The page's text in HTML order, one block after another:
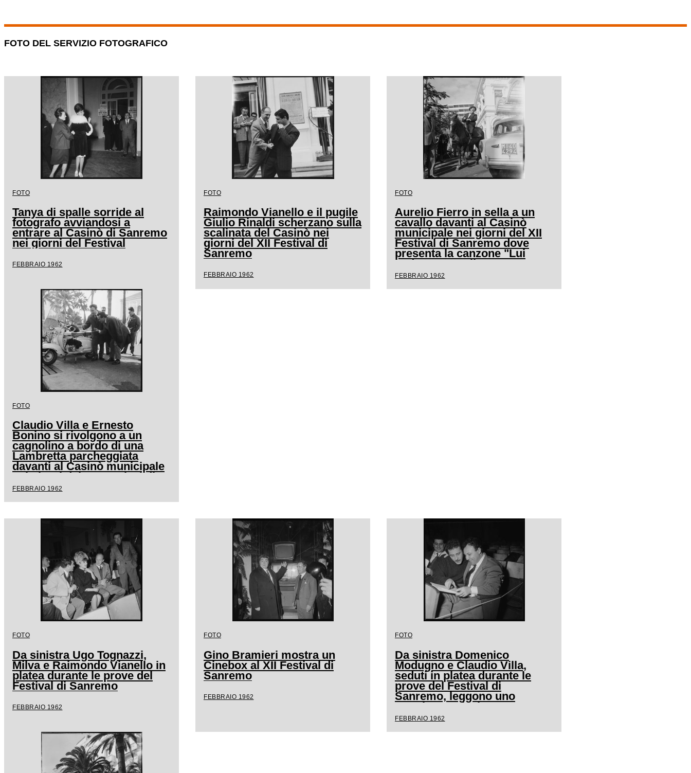
FOTO DEL SERVIZIO FOTOGRAFICO
FOTO
Tanya di spalle sorride al
fotografo avviandosi a
entrare al Casinò di Sanremo
nei giorni del Festival
FEBBRAIO 1962
FOTO
Raimondo Vianello e il pugile
Giulio Rinaldi scherzano sulla
scalinata del Casinò nei
giorni del XII Festival di
Sanremo
FEBBRAIO 1962
FOTO
Aurelio Fierro in sella a un
cavallo davanti al Casinò
municipale nei giorni del XII
Festival di Sanremo dove
presenta la canzone "Lui
andava a cavallo"
FEBBRAIO 1962
FOTO
Claudio Villa e Ernesto
Bonino si rivolgono a un
cagnolino a bordo di una
Lambretta parcheggiata
davanti al Casinò municipale
nei giorni del XII Festival di
Sanremo
FEBBRAIO 1962
FOTO
Da sinistra Ugo Tognazzi,
Milva e Raimondo Vianello in
platea durante le prove del
Festival di Sanremo
FEBBRAIO 1962
FOTO
Gino Bramieri mostra un
Cinebox al XII Festival di
Sanremo
FEBBRAIO 1962
FOTO
Da sinistra Domenico
Modugno e Claudio Villa,
seduti in platea durante le
prove del Festival di
Sanremo, leggono uno
spartito musicale
FEBBRAIO 1962